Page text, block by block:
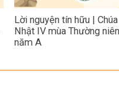
Lời nguyện tín hữu | Chúa
Nhật IV mùa Thường niên
năm A